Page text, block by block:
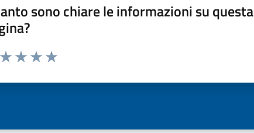
sono chiare le informazioni su questa
da 1 a 5 stelle la pagina